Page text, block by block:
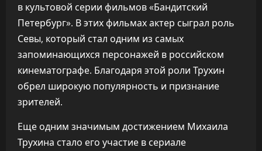
в культовой серии фильмов «Бандитский
Петербург». В этих фильмах актер сыграл роль
Севы, который стал одним из самых
запоминающихся персонажей в российском
кинематографе. Благодаря этой роли Трухин
обрел широкую популярность и признание
зрителей.
Еще одним значимым достижением Михаила
Трухина стало его участие в сериале